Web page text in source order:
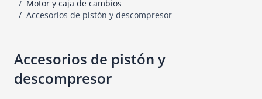
/ Motor y caja de cambios
/ Accesorios de pistón y descompresor
Accesorios de pistón y
descompresor